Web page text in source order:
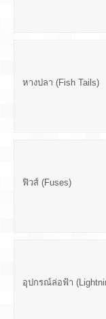
หางปลา (Fish Tails)
ฟิวส์ (Fuses)
อุปกรณ์ล่อฟ้า